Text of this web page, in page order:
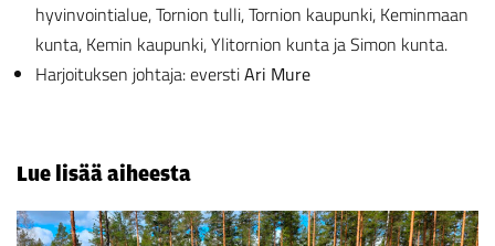
hyvinvointialue, Tornion tulli, Tornion kaupunki, Keminmaan
kunta, Kemin kaupunki, Ylitornion kunta ja Simon kunta.
Harjoituksen johtaja: everstiAri Mure
Lue lisää aiheesta